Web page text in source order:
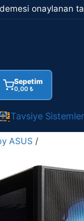
onaylanan
Sepetim
0,00 ₺
Tavsiye Sistemler
ASUS /